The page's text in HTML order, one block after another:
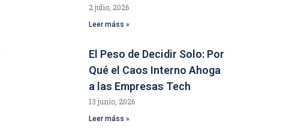
2 julio, 2026
Leer máss »
El Peso de Decidir Solo: Por
Qué el Caos Interno Ahoga
a las Empresas Tech
13 junio, 2026
Leer máss »